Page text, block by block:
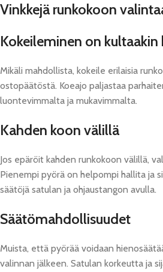
Vinkkejä runkokoon
Kokeileminen on
Mikäli mahdollista, kokeile erilaisia
ostopäätöstä. Koeajo paljastaa
luontevimmalta ja mukavimmalta.
Kahden koon välillä
Jos epäröit kahden runkokoon välillä,
Pienempi pyörä on helpompi hallita ja
säätöjä satulan ja ohjaustangon avulla.
Säätömahdollisuudet
Muista, että pyörää voidaan
valinnan jälkeen. Satulan korkeutta ja